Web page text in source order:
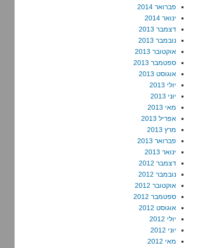
פברואר 2014
ינואר 2014
דצמבר 2013
נובמבר 2013
אוקטובר 2013
ספטמבר 2013
אוגוסט 2013
יולי 2013
יוני 2013
מאי 2013
אפריל 2013
מרץ 2013
פברואר 2013
ינואר 2013
דצמבר 2012
נובמבר 2012
אוקטובר 2012
ספטמבר 2012
אוגוסט 2012
יולי 2012
יוני 2012
מאי 2012